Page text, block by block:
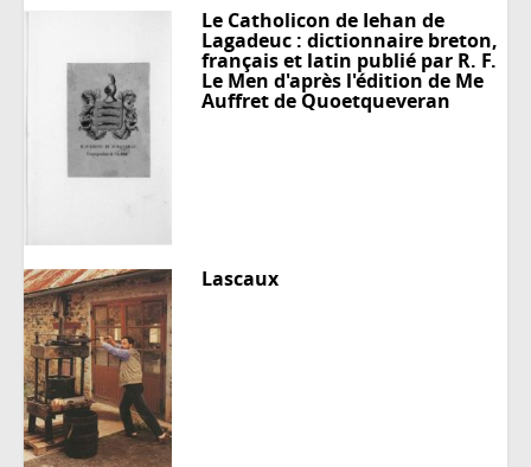
Le Catholicon de Iehan de
Lagadeuc : dictionnaire breton,
français et latin publié par R. F.
Le Men d'après l'édition de Me
Auffret de Quoetqueveran
Lascaux